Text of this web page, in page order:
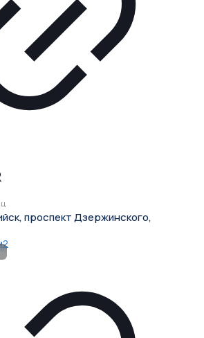
проспект Дзержинского,